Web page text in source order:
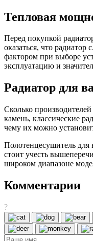
Тепловая
Перед покупкой
оказаться, что
фактором при выборе
эксплуатацию и
Радиатор для
Сколько
камень, классические
чему их можно
Полотенцесушитель
стоит учесть
широком диапазоне
Комментарии
?